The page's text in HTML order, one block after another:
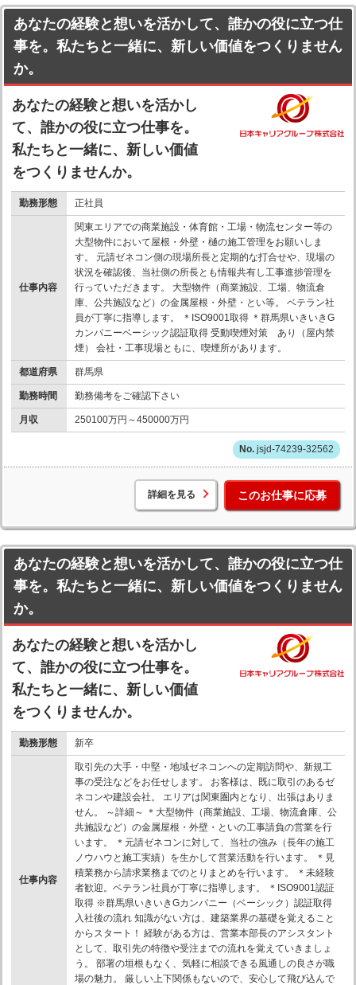
あなたの経験と想いを活かして、誰かの役に立つ仕
事を。私たちと一緒に、新しい価値をつくりません
か。
あなたの経験と想いを活かし
て、誰かの役に立つ仕事を。
私たちと一緒に、新しい価値
をつくりませんか。
勤務形態 正社員
仕事内容
関東エリアでの商業施設・体育館・工場・物流センター等の
大型物件において屋根・外壁・樋の施工管理をお願いしま
す。 元請ゼネコン側の現場所長と定期的な打合せや、現場の
状況を確認後、当社側の所長とも情報共有し工事進捗管理を
行っていただきます。 大型物件（商業施設、工場、物流倉
庫、公共施設など）の金属屋根・外壁・とい等。 ベテラン社
員が丁寧に指導します。 ＊ISO9001取得 ＊群馬県いきいきG
カンパニーベーシック認証取得 受動喫煙対策 あり（屋内禁
煙） 会社・工事現場ともに、喫煙所があります。
都道府県 群馬県
勤務時間 勤務備考をご確認下さい
月収 250100万円～450000万円
jsjd-74239-32562
詳細を見る このお仕事に応募
あなたの経験と想いを活かして、誰かの役に立つ仕
事を。私たちと一緒に、新しい価値をつくりません
か。
あなたの経験と想いを活かし
て、誰かの役に立つ仕事を。
私たちと一緒に、新しい価値
をつくりませんか。
勤務形態 新卒
仕事内容
取引先の大手・中堅・地域ゼネコンへの定期訪問や、新規工
事の受注などをお任せします。 お客様は、既に取引のあるゼ
ネコンや建設会社。 エリアは関東圏内となり、出張はありま
せん。 ～詳細～ ＊大型物件（商業施設、工場、物流倉庫、公
共施設など）の金属屋根・外壁・といの工事請負の営業を行
います。 ＊元請ゼネコンに対して、当社の強み（長年の施工
ノウハウと施工実績）を生かして営業活動を行います。 ＊見
積業務から請求業務までのとりまとめを行います。 ＊未経験
者歓迎。ベテラン社員が丁寧に指導します。 ＊ISO9001認証
取得 ※群馬県いきいきGカンパニー（ベーシック）認証取得
入社後の流れ 知識がない方は、建築業界の基礎を覚えること
からスタート！ 経験がある方は、営業本部長のアシスタント
として、取引先の特徴や受注までの流れを覚えていきましょ
う。 部署の垣根もなく、気軽に相談できる風通しの良さが職
場の魅力。 厳しい上下関係もないので、安心して飛び込んで